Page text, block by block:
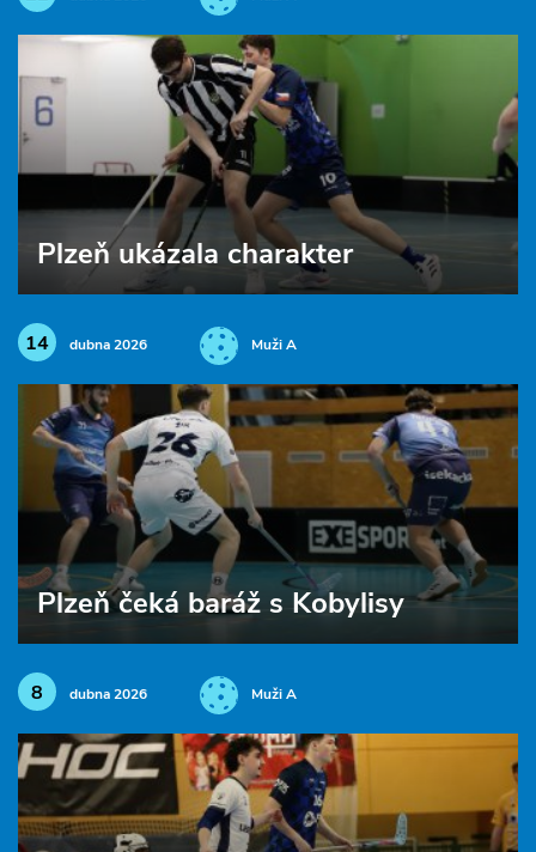
Plzeň ukázala charakter
14 dubna 2026 Muži A
Plzeň čeká baráž s Kobylisy
8 dubna 2026 Muži A